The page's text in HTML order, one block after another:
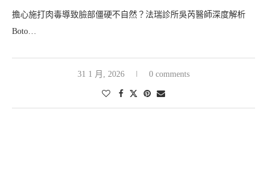
擔心施打肉毒導致臉部僵硬不自然？法瑞診所吳芮醫師深度解析
Boto…
31 1 月, 2026 0 comments